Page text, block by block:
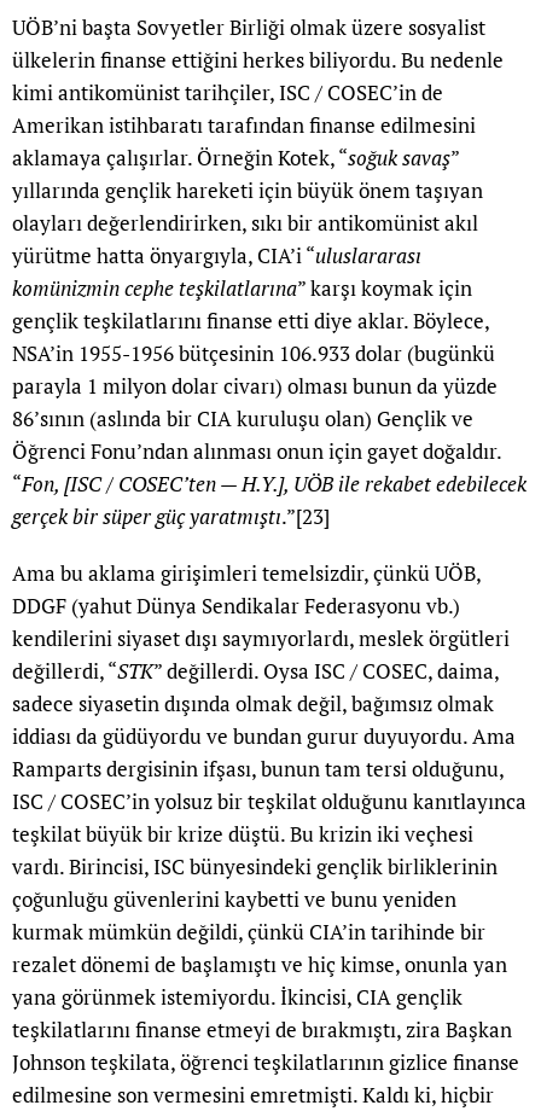
UÖB’ni başta Sovyetler Birliği olmak üzere sosyalist
ülkelerin finanse ettiğini herkes biliyordu. Bu nedenle
kimi antikomünist tarihçiler, ISC / COSEC’in de
Amerikan istihbaratı tarafından finanse edilmesini
aklamaya çalışırlar. Örneğin Kotek, “soğuk savaş”
yıllarında gençlik hareketi için büyük önem taşıyan
olayları değerlendirirken, sıkı bir antikomünist akıl
yürütme hatta önyargıyla, CIA’i “uluslararası
komünizmin cephe teşkilatlarına” karşı koymak için
gençlik teşkilatlarını finanse etti diye aklar. Böylece,
NSA’in 1955-1956 bütçesinin 106.933 dolar (bugünkü
parayla 1 milyon dolar civarı) olması bunun da yüzde
86’sının (aslında bir CIA kuruluşu olan) Gençlik ve
Öğrenci Fonu’ndan alınması onun için gayet doğaldır.
“Fon, [ISC / COSEC’ten — H.Y.], UÖB ile rekabet edebilecek
gerçek bir süper güç yaratmıştı.”[23]
Ama bu aklama girişimleri temelsizdir, çünkü UÖB,
DDGF (yahut Dünya Sendikalar Federasyonu vb.)
kendilerini siyaset dışı saymıyorlardı, meslek örgütleri
değillerdi, “STK” değillerdi. Oysa ISC / COSEC, daima,
sadece siyasetin dışında olmak değil, bağımsız olmak
iddiası da güdüyordu ve bundan gurur duyuyordu. Ama
Ramparts dergisinin ifşası, bunun tam tersi olduğunu,
ISC / COSEC’in yolsuz bir teşkilat olduğunu kanıtlayınca
teşkilat büyük bir krize düştü. Bu krizin iki veçhesi
vardı. Birincisi, ISC bünyesindeki gençlik birliklerinin
çoğunluğu güvenlerini kaybetti ve bunu yeniden
kurmak mümkün değildi, çünkü CIA’in tarihinde bir
rezalet dönemi de başlamıştı ve hiç kimse, onunla yan
yana görünmek istemiyordu. İkincisi, CIA gençlik
teşkilatlarını finanse etmeyi de bırakmıştı, zira Başkan
Johnson teşkilata, öğrenci teşkilatlarının gizlice finanse
edilmesine son vermesini emretmişti. Kaldı ki, hiçbir